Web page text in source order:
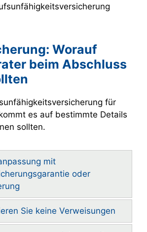
Worauf
beim Abschluss
für
es auf bestimmte Details
sollten.
mit
oder
die Dynamisierung
Sie keine Verweisungen